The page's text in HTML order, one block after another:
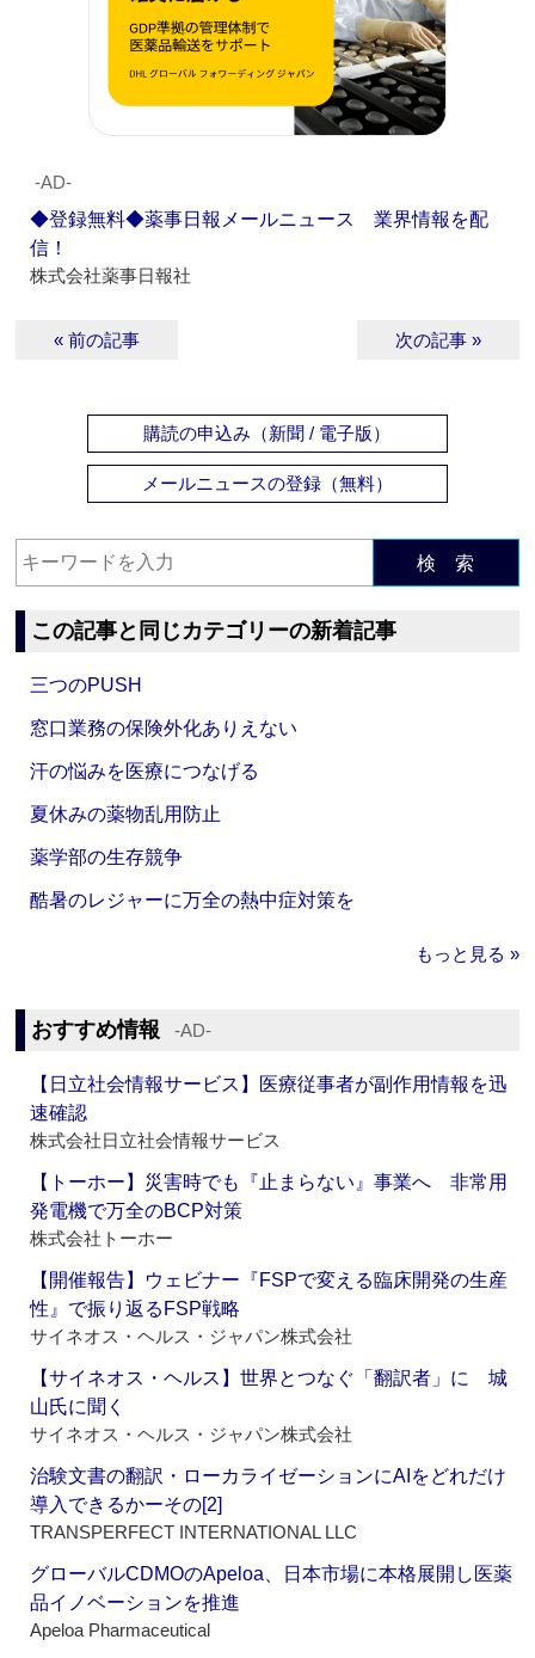
‐AD‐
◆登録無料◆薬事日報メールニュース 業界情報を配
信！
株式会社薬事日報社
« 前の記事 次の記事 »
購読の申込み（新聞 / 電子版）
メールニュースの登録（無料）
検 索
この記事と同じカテゴリーの新着記事
三つのPUSH
窓口業務の保険外化ありえない
汗の悩みを医療につなげる
夏休みの薬物乱用防止
薬学部の生存競争
酷暑のレジャーに万全の熱中症対策を
もっと見る »
おすすめ情報 ‐AD‐
【日立社会情報サービス】医療従事者が副作用情報を迅
速確認
株式会社日立社会情報サービス
【トーホー】災害時でも『止まらない』事業へ 非常用
発電機で万全のBCP対策
株式会社トーホー
【開催報告】ウェビナー『FSPで変える臨床開発の生産
性』で振り返るFSP戦略
サイネオス・ヘルス・ジャパン株式会社
【サイネオス・ヘルス】世界とつなぐ「翻訳者」に 城
山氏に聞く
サイネオス・ヘルス・ジャパン株式会社
治験文書の翻訳・ローカライゼーションにAIをどれだけ
導入できるかーその[2]
TRANSPERFECT INTERNATIONAL LLC
グローバルCDMOのApeloa、日本市場に本格展開し医薬
品イノベーションを推進
Apeloa Pharmaceutical